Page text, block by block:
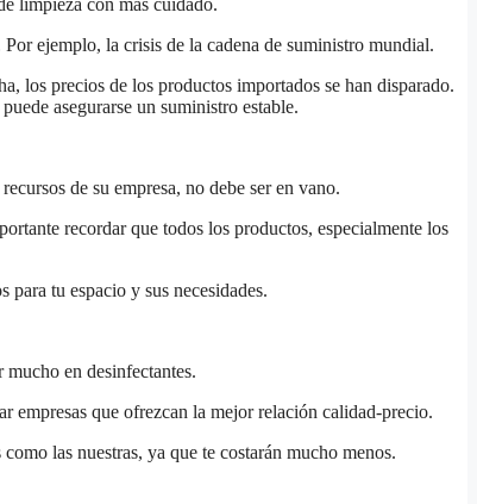
limpieza con más cuidado.
ejemplo, la crisis de la cadena de suministro mundial.
los precios de los productos importados se han disparado.
asegurarse un suministro estable.
de su empresa, no debe ser en vano.
recordar que todos los productos, especialmente los
tu espacio y sus necesidades.
en desinfectantes.
empresas que ofrezcan la mejor relación calidad-precio.
las nuestras, ya que te costarán mucho menos.